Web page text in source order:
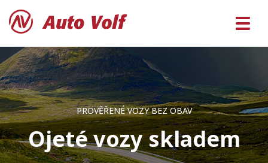
PROVĚŘENÉ VOZY BEZ OBAV
Ojeté vozy skladem